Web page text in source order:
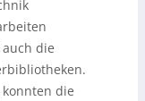
die
die